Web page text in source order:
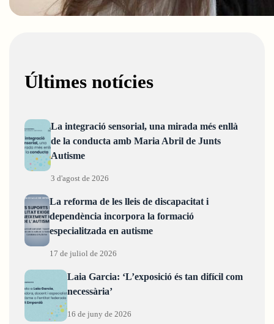
Últimes notícies
La integració sensorial, una mirada més enllà
de la conducta amb Maria Abril de Junts
Autisme
3 d'agost de 2026
La reforma de les lleis de discapacitat i
dependència incorpora la formació
especialitzada en autisme
17 de juliol de 2026
Laia Garcia: ‘L’exposició és tan difícil com
necessària’
16 de juny de 2026